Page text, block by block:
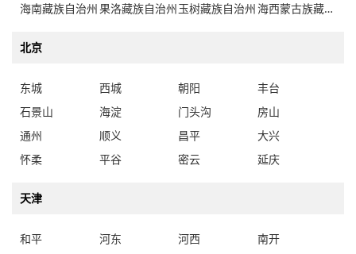
海南藏族自治州果洛藏族自治州玉树藏族自治州 海西蒙古族藏族自治州
北京
东城 西城 朝阳
丰台
石景山
海淀 门头沟
房山
通州
顺义 昌平
大兴
怀柔
平谷 密云 延庆
天津
和平 河东 河西
南开